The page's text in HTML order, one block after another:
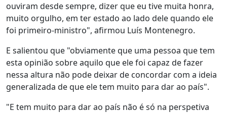
ouviram desde sempre, dizer que eu tive muita honra,
muito orgulho, em ter estado ao lado dele quando ele
foi primeiro-ministro", afirmou Luís Montenegro.
E salientou que "obviamente que uma pessoa que tem
esta opinião sobre aquilo que ele foi capaz de fazer
nessa altura não pode deixar de concordar com a ideia
generalizada de que ele tem muito para dar ao país".
"E tem muito para dar ao país não é só na perspetiva